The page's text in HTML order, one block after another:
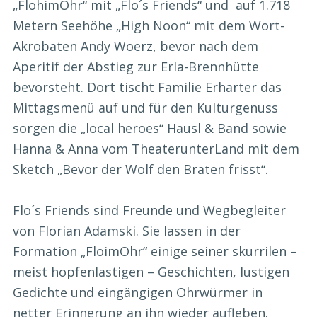
„FlohimOhr“ mit „Flo´s Friends“ und auf 1.718
Metern Seehöhe „High Noon“ mit dem Wort-
Akrobaten Andy Woerz, bevor nach dem
Aperitif der Abstieg zur Erla-Brennhütte
bevorsteht. Dort tischt Familie Erharter das
Mittagsmenü auf und für den Kulturgenuss
sorgen die „local heroes“ Hausl & Band sowie
Hanna & Anna vom TheaterunterLand mit dem
Sketch „Bevor der Wolf den Braten frisst“.
Flo´s Friends sind Freunde und Wegbegleiter
von Florian Adamski. Sie lassen in der
Formation „FloimOhr“ einige seiner skurrilen –
meist hopfenlastigen – Geschichten, lustigen
Gedichte und eingängigen Ohrwürmer in
netter Erinnerung an ihn wieder aufleben.